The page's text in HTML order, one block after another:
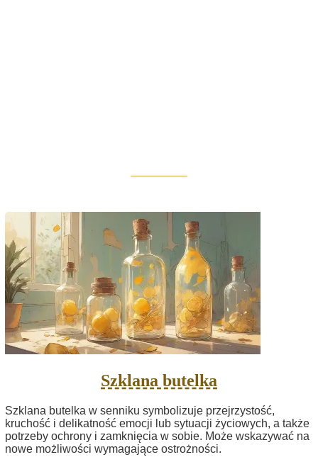
Szklana butelka
Szklana butelka w senniku symbolizuje przejrzystość,
kruchość i delikatność emocji lub sytuacji życiowych, a także
potrzeby ochrony i zamknięcia w sobie. Może wskazywać na
nowe możliwości wymagające ostrożności.